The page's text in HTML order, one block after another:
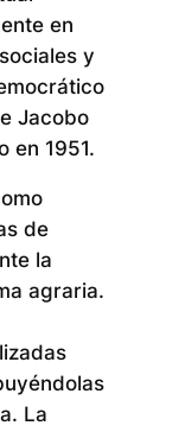
en
y
Jacobo
en 1951.
de
la
agraria.
La